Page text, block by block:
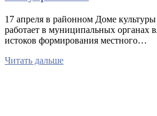
17 апреля в районном Доме культуры
работает в муниципальных органах
истоков формирования местного…
Читать дальше